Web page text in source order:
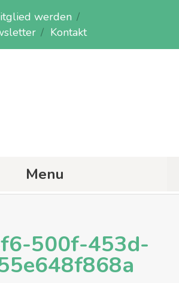
werden
Kontakt
Menu
500f-453d-